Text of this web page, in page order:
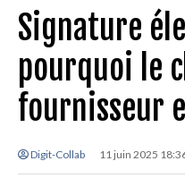
Signature
pourquoi le
fournisseur
Digit-Collab 11 juin 2025